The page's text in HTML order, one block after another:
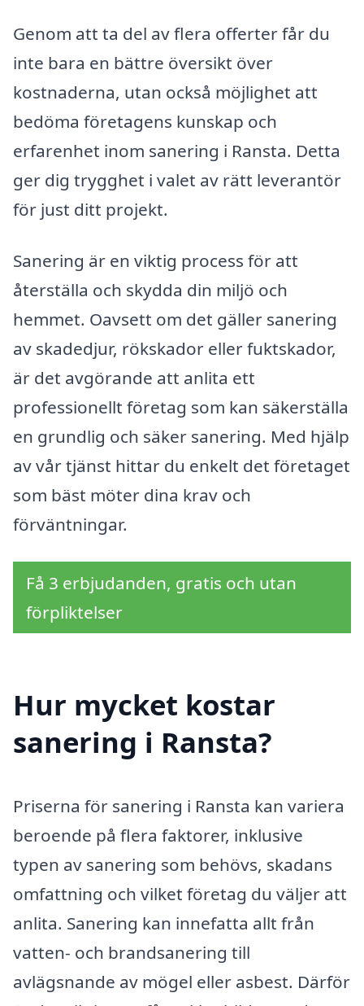
Genom att ta del av flera offerter får du
inte bara en bättre översikt över
kostnaderna, utan också möjlighet att
bedöma företagens kunskap och
erfarenhet inom sanering i Ransta. Detta
ger dig trygghet i valet av rätt leverantör
för just ditt projekt.
Sanering är en viktig process för att
återställa och skydda din miljö och
hemmet. Oavsett om det gäller sanering
av skadedjur, rökskador eller fuktskador,
är det avgörande att anlita ett
professionellt företag som kan säkerställa
en grundlig och säker sanering. Med hjälp
av vår tjänst hittar du enkelt det företaget
som bäst möter dina krav och
förväntningar.
Få 3 erbjudanden, gratis och utan
förpliktelser
Hur mycket kostar
sanering i Ransta?
Priserna för sanering i Ransta kan variera
beroende på flera faktorer, inklusive
typen av sanering som behövs, skadans
omfattning och vilket företag du väljer att
anlita. Sanering kan innefatta allt från
vatten- och brandsanering till
avlägsnande av mögel eller asbest. Därför